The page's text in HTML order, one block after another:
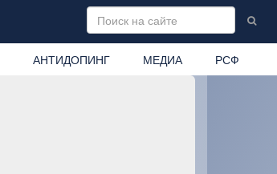
АНТИДОПИНГ МЕДИА РСФ